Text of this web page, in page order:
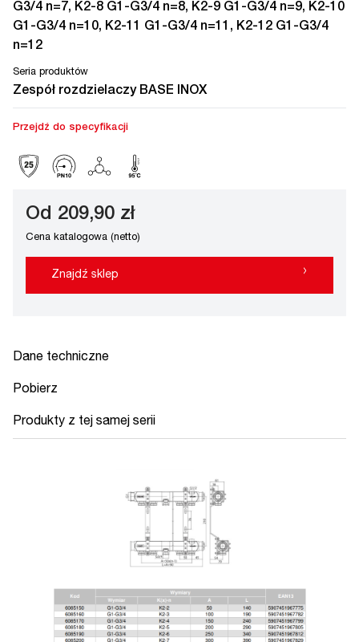
G3/4 n=7, K2-8 G1-G3/4 n=8, K2-9 G1-G3/4 n=9, K2-10
G1-G3/4 n=10, K2-11 G1-G3/4 n=11, K2-12 G1-G3/4
n=12
Seria produktów
Zespół rozdzielaczy BASE INOX
Przejdź do specyfikacji
Od 209,90 zł
Cena katalogowa (netto)
Znajdź sklep ›
Dane techniczne
Pobierz
Produkty z tej samej serii